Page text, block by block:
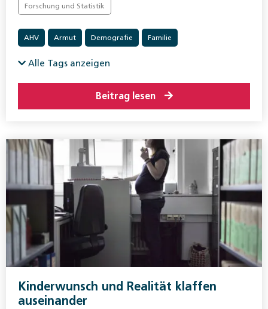
Forschung und Statistik
AHV Armut Demografie Familie
Alle Tags anzeigen
Beitrag lesen
Kinderwunsch und Realität klaffen
auseinander